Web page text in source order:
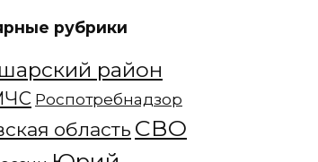
рубрики
район
Роспотребнадзор
область СВО